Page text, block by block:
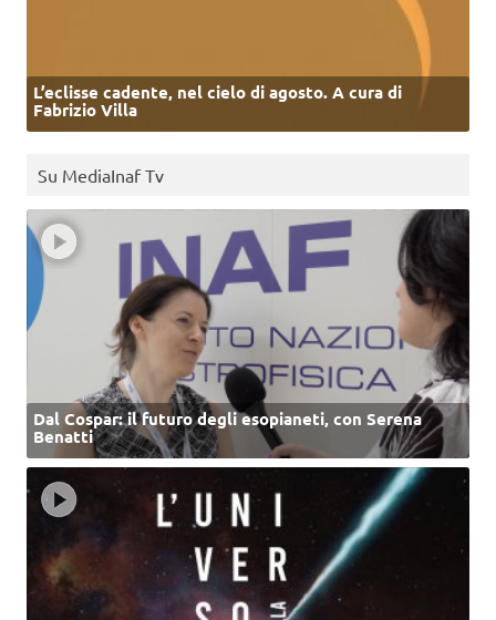
L’eclisse cadente, nel cielo di agosto. A cura di
Fabrizio Villa
Su MediaInaf Tv
Dal Cospar: il futuro degli esopianeti, con Serena
Benatti